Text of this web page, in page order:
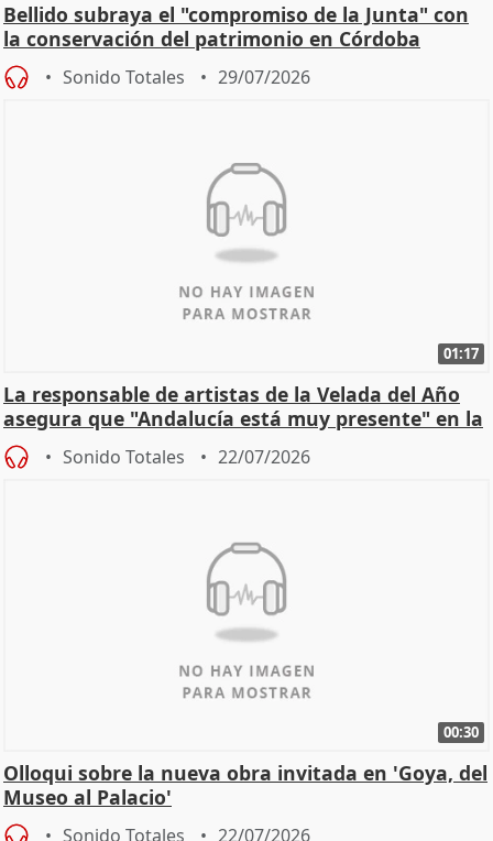
Bellido subraya el "compromiso de la Junta" con
la conservación del patrimonio en Córdoba
Sonido Totales 29/07/2026
01:17
La responsable de artistas de la Velada del Año
asegura que "Andalucía está muy presente" en la
cita
Sonido Totales 22/07/2026
00:30
Olloqui sobre la nueva obra invitada en 'Goya, del
Museo al Palacio'
Sonido Totales 22/07/2026